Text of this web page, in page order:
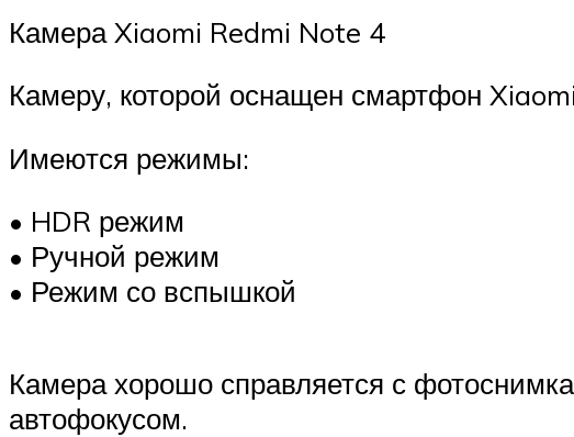
Камера Xiaomi Redmi Note 4
Камеру, которой оснащен смартфон
Имеются режимы:
• HDR режим
• Ручной режим
• Режим со вспышкой
Камера хорошо справляется с
автофокусом.